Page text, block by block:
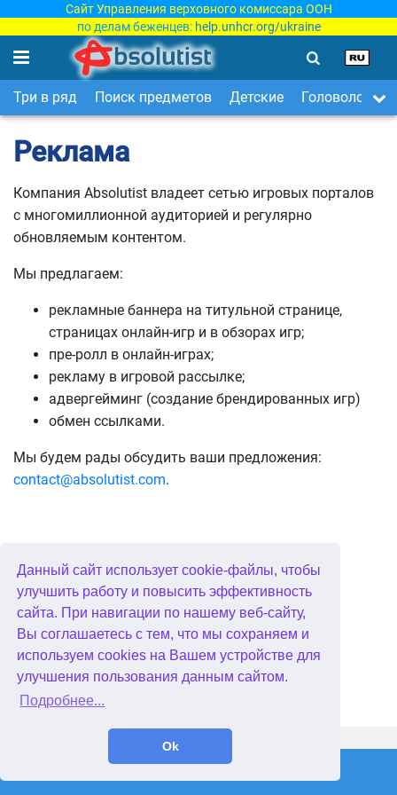
Данный сайт использует cookie-файлы, чтобы
улучшить работу и повысить эффективность
сайта. При навигации по нашему веб-сайту,
Вы соглашаетесь с тем, что мы сохраняем и
используем cookies на Вашем устройстве для
улучшения пользования данным сайтом.
Подробнее...
Ok
Сайт Управления верховного комиссара ООН
по делам беженцев: help.unhcr.org/ukraine
Три в ряд Поиск предметов Детские Головоломки
Реклама
Компания Absolutist владеет сетью игровых порталов
с многомиллионной аудиторией и регулярно
обновляемым контентом.
Мы предлагаем:
рекламные баннера на титульной странице,
страницах онлайн-игр и в обзорах игр;
пре-ролл в онлайн-играх;
рекламу в игровой рассылке;
адвергейминг (создание брендированных игр)
обмен ссылками.
Мы будем рады обсудить ваши предложения:
contact@absolutist.com.
WellGames.com